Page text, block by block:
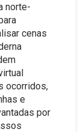
norte-
cenas
ocorridos,
e
por